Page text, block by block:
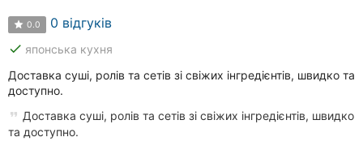
0.0 0 відгуків
done японська кухня
Доставка суші, ролів та сетів зі свіжих інгредієнтів, швидко та
доступно.
Доставка суші, ролів та сетів зі свіжих інгредієнтів, швидко
та доступно.